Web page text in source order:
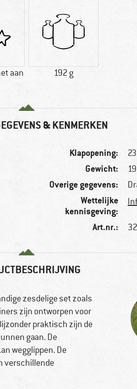
aan 192 g
& KENMERKEN
Klapopening:
Gewicht:
Overige gegevens:
Wettelijke
kennisgeving:
Art.nr.:
zesdelige set zoals
zijn ontworpen voor
praktisch zijn de
gaan. De
wegglippen. De
verschillende